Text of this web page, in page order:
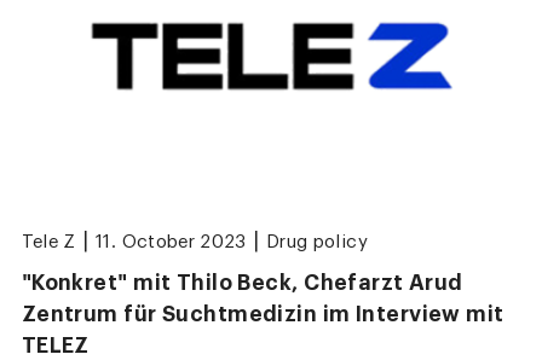
Tele Z 11. October 2023 Drug policy
"Konkret" mit Thilo Beck, Chefarzt Arud
Zentrum für Suchtmedizin im Interview mit
TELEZ